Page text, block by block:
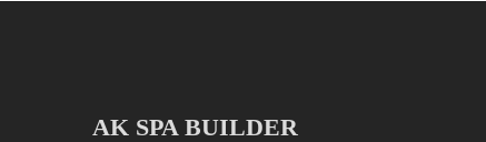
AK SPA BUILDER